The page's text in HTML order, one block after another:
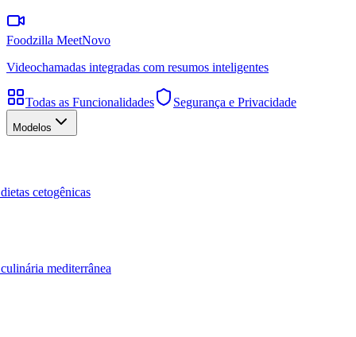
Foodzilla MeetNovo
Videochamadas integradas com resumos inteligentes
Todas as Funcionalidades Segurança e Privacidade
Modelos
cetogênicas
mediterrânea